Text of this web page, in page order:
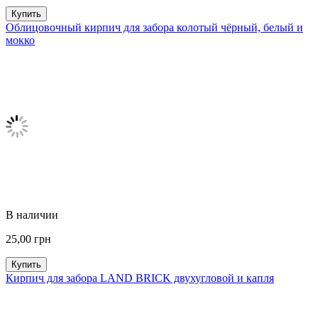
Купить
Облицовочный кирпич для забора колотый чёрный, белый и
мокко
В наличии
25,00 грн
Купить
Кирпич для забора LAND BRICK двухугловой и капля